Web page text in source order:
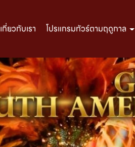
เกี่ยวกับเรา โปรแกรมทัวร์ตามฤดูกาล